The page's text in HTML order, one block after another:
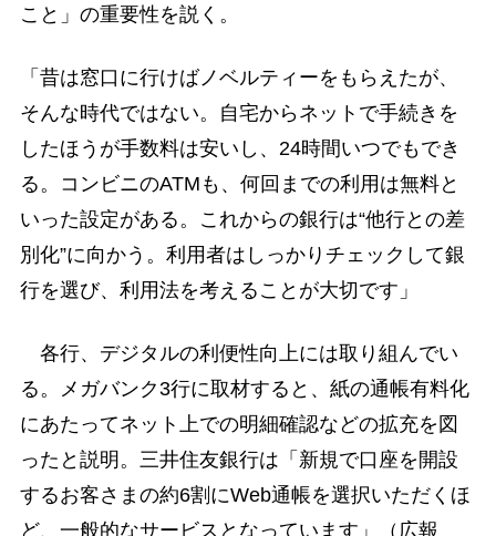
こと」の重要性を説く。
「昔は窓口に行けばノベルティーをもらえたが、
そんな時代ではない。自宅からネットで手続きを
したほうが手数料は安いし、24時間いつでもでき
る。コンビニのATMも、何回までの利用は無料と
いった設定がある。これからの銀行は“他行との差
別化”に向かう。利用者はしっかりチェックして銀
行を選び、利用法を考えることが大切です」
各行、デジタルの利便性向上には取り組んでい
る。メガバンク3行に取材すると、紙の通帳有料化
にあたってネット上での明細確認などの拡充を図
ったと説明。三井住友銀行は「新規で口座を開設
するお客さまの約6割にWeb通帳を選択いただくほ
ど、一般的なサービスとなっています」（広報